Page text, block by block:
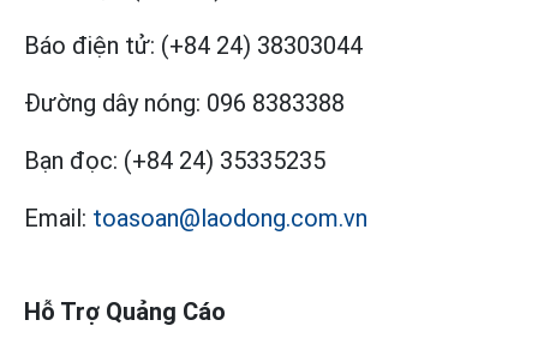
Báo điện tử: (+84 24) 38303044
Đường dây nóng: 096 8383388
Bạn đọc: (+84 24) 35335235
Email: toasoan@laodong.com.vn
Hỗ Trợ Quảng Cáo